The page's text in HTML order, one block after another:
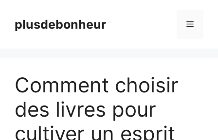
contenuplusdebonheur Menu
Comment choisir
des livres pour
cultiver un esprit